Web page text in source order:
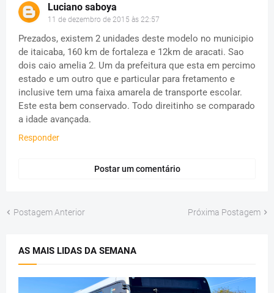
Luciano saboya
11 de dezembro de 2015 às 22:57
Prezados, existem 2 unidades deste modelo no municipio
de itaicaba, 160 km de fortaleza e 12km de aracati. Sao
dois caio amelia 2. Um da prefeitura que esta em percimo
estado e um outro que e particular para fretamento e
inclusive tem uma faixa amarela de transporte escolar.
Este esta bem conservado. Todo direitinho se comparado
a idade avançada.
Responder
Postar um comentário
Postagem Anterior Próxima Postagem
AS MAIS LIDAS DA SEMANA